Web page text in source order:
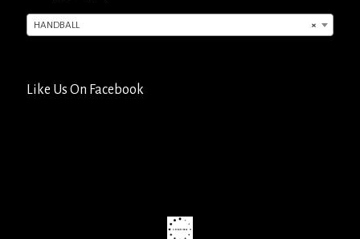
×
HANDBALL
Like Us On Facebook